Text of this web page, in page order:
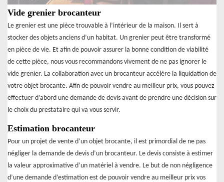
Vide grenier brocanteur
Le grenier est une pièce trouvable à l’intérieur de la maison. Il sert à
stocker des objets anciens d’un habitat. Un grenier peut être transformé
en pièce de vie. Et afin de pouvoir assurer la bonne condition de viabilité
de cette pièce, nous vous recommandons vivement de ne pas ignorer le
vide grenier. La collaboration avec un brocanteur accélère la liquidation de
votre objet brocante. Afin de pouvoir vendre au meilleur prix, vous pouvez
effectuer d’abord une demande de devis avant de prendre une décision sur
le choix du prestataire qui va vous servir.
Estimation brocanteur
Pour un projet de vente d’un objet brocante, il est primordial de ne pas
négliger la demande de devis d’un brocanteur. Le devis consiste à estimer
la valeur approximative d’un matériel à vendre. Le but de non négligence
d’une demande d’estimation est de pouvoir vendre au meilleur prix vos